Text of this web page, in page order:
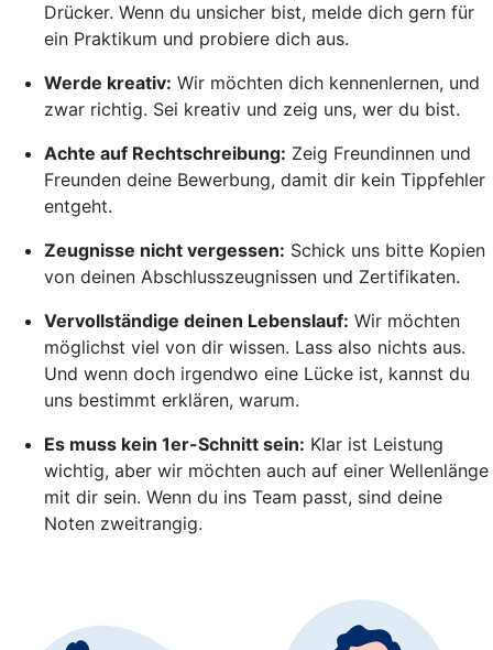
Drücker. Wenn du unsicher bist, melde dich gern für
ein Praktikum und probiere dich aus.
Werde kreativ: Wir möchten dich kennenlernen, und
zwar richtig. Sei kreativ und zeig uns, wer du bist.
Achte auf Rechtschreibung: Zeig Freundinnen und
Freunden deine Bewerbung, damit dir kein Tippfehler
entgeht.
Zeugnisse nicht vergessen: Schick uns bitte Kopien
von deinen Abschlusszeugnissen und Zertifikaten.
Vervollständige deinen Lebenslauf: Wir möchten
möglichst viel von dir wissen. Lass also nichts aus.
Und wenn doch irgendwo eine Lücke ist, kannst du
uns bestimmt erklären, warum.
Es muss kein 1er-Schnitt sein: Klar ist Leistung
wichtig, aber wir möchten auch auf einer Wellenlänge
mit dir sein. Wenn du ins Team passt, sind deine
Noten zweitrangig.